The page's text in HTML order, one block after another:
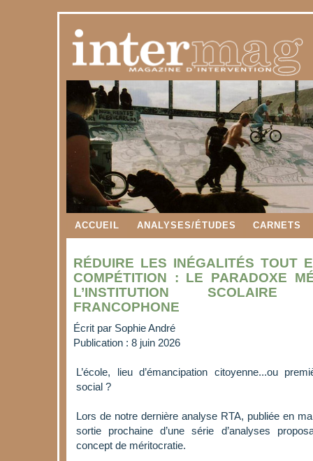
ACCUEIL ANALYSES/ÉTUDES CARNETS
RÉDUIRE LES INÉGALITÉS TOUT
COMPÉTITION : LE PARADOXE
L’INSTITUTION
FRANCOPHONE
Écrit par Sophie André
Publication : 8 juin 2026
L’école, lieu d’émancipation citoyenne...ou
social ?
Lors de notre dernière analyse RTA, publiée en
sortie prochaine d’une série d’analyses
concept de méritocratie.